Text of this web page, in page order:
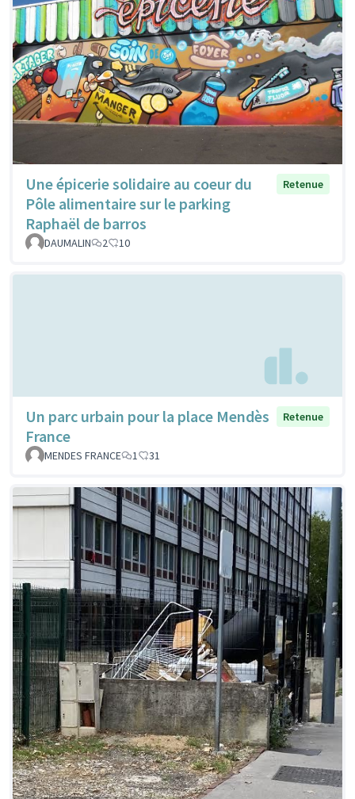
Une épicerie solidaire au coeur du
Pôle alimentaire sur le parking
Raphaël de barros
Retenue
DAUMALIN 2 10
Un parc urbain pour la place Mendès
France
Retenue
MENDES FRANCE 1 31